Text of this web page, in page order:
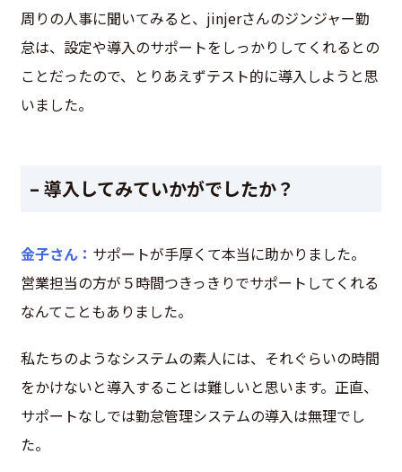
周りの人事に聞いてみると、jinjerさんのジンジャー勤
怠は、設定や導入のサポートをしっかりしてくれるとの
ことだったので、とりあえずテスト的に導入しようと思
いました。
– 導入してみていかがでしたか？
金子さん： サポートが手厚くて本当に助かりました。
営業担当の方が５時間つきっきりでサポートしてくれる
なんてこともありました。
私たちのようなシステムの素人には、それぐらいの時間
をかけないと導入することは難しいと思います。正直、
サポートなしでは勤怠管理システムの導入は無理でし
た。